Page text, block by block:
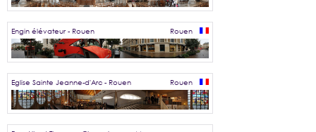
Engin élévateur - Rouen Rouen
Eglise Sainte Jeanne-d'Arc - Rouen Rouen